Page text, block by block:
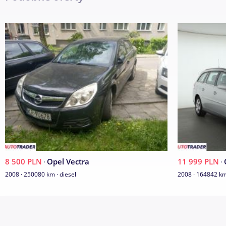
poza tym;
-alu 16 fabr
*skorzana multikiera
8 500 PLN ·Opel Vectra
2008 · 250080 km · diesel
11 999 PLN ·
2008 · 164842